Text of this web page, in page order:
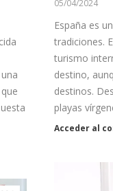
05/04/2024
España es
tradiciones.
turismo
destino,
destinos.
playas
Acceder al